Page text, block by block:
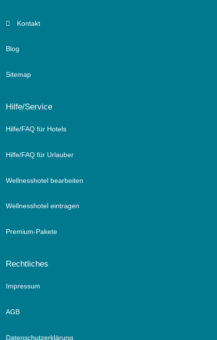
Kontakt
Blog
Sitemap
Hilfe/Service
Hilfe/FAQ für Hotels
Hilfe/FAQ für Urlauber
Wellnesshotel bearbeiten
Wellnesshotel eintragen
Premium-Pakete
Rechtliches
Impressum
AGB
Datenschutzerklärung